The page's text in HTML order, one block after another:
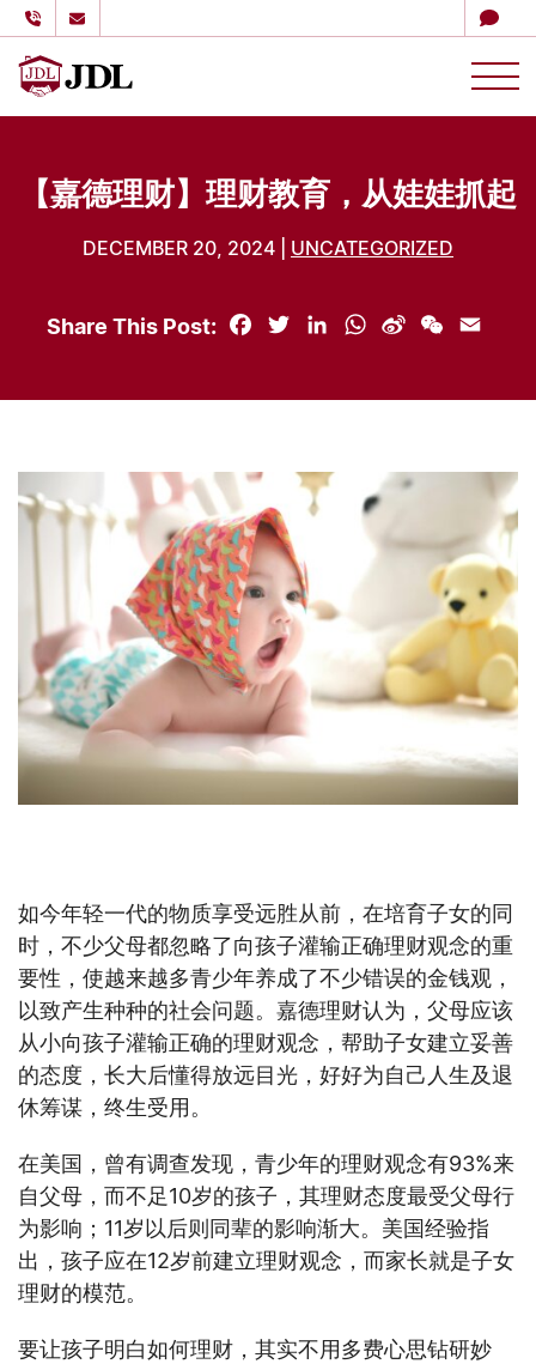
多伦多嘉德理财
【嘉德理财】理财教育，从娃娃抓起
DECEMBER 20, 2024 | UNCATEGORIZED
Share This Post: Facebook
TwitterLinkedInWhatsApp
Sina
WeChat
如今年轻一代的物质享受远胜从前，在培育子女的同
时，不少父母都忽略了向孩子灌输正确理财观念的重
要性，使越来越多青少年养成了不少错误的金钱观，
以致产生种种的社会问题。嘉德理财认为，父母应该
从小向孩子灌输正确的理财观念，帮助子女建立妥善
的态度，长大后懂得放远目光，好好为自己人生及退
休筹谋，终生受用。
在美国，曾有调查发现，青少年的理财观念有93%来
自父母，而不足10岁的孩子，其理财态度最受父母行
为影响；11岁以后则同辈的影响渐大。美国经验指
出，孩子应在12岁前建立理财观念，而家长就是子女
理财的模范。
要让孩子明白如何理财，其实不用多费心思钻研妙